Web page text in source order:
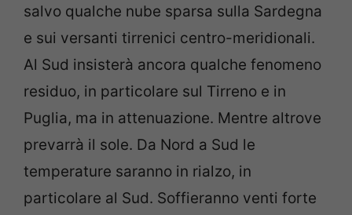
salvo qualche nube sparsa sulla Sardegna
e sui versanti tirrenici centro-meridionali.
Al Sud insisterà ancora qualche fenomeno
residuo, in particolare sul Tirreno e in
Puglia, ma in attenuazione. Mentre altrove
prevarrà il sole. Da Nord a Sud le
temperature saranno in rialzo, in
particolare al Sud. Soffieranno venti forte